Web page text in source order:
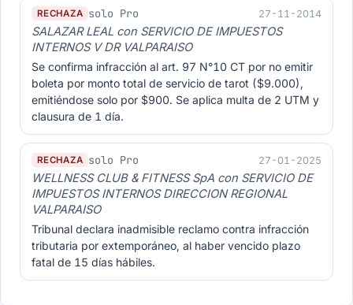
RECHAZA solo Pro 27-11-2014
SALAZAR LEAL con SERVICIO DE IMPUESTOS
INTERNOS V DR VALPARAISO
Se confirma infracción al art. 97 N°10 CT por no emitir
boleta por monto total de servicio de tarot ($9.000),
emitiéndose solo por $900. Se aplica multa de 2 UTM y
clausura de 1 día.
RECHAZA solo Pro 27-01-2025
WELLNESS CLUB & FITNESS SpA con SERVICIO DE
IMPUESTOS INTERNOS DIRECCION REGIONAL
VALPARAISO
Tribunal declara inadmisible reclamo contra infracción
tributaria por extemporáneo, al haber vencido plazo
fatal de 15 días hábiles.